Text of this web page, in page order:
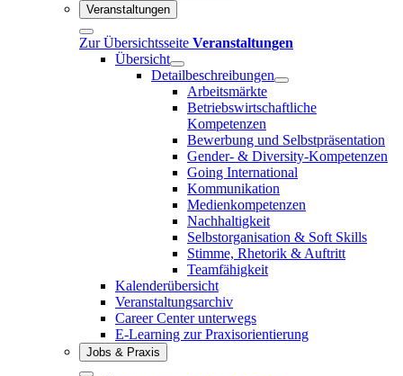
Veranstaltungen
Zur Übersichtsseite Veranstaltungen
Übersicht
Detailbeschreibungen
Arbeitsmärkte
Betriebswirtschaftliche
Kompetenzen
Bewerbung und Selbstpräsentation
Gender- & Diversity-Kompetenzen
Going International
Kommunikation
Medienkompetenzen
Nachhaltigkeit
Selbstorganisation & Soft Skills
Stimme, Rhetorik & Auftritt
Teamfähigkeit
Kalenderübersicht
Veranstaltungsarchiv
Career Center unterwegs
E-Learning zur Praxisorientierung
Jobs & Praxis